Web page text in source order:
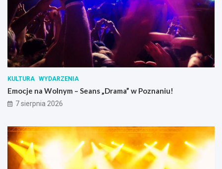
KULTURA WYDARZENIA
Emocje na Wolnym – Seans „Drama” w Poznaniu!
7 sierpnia 2026